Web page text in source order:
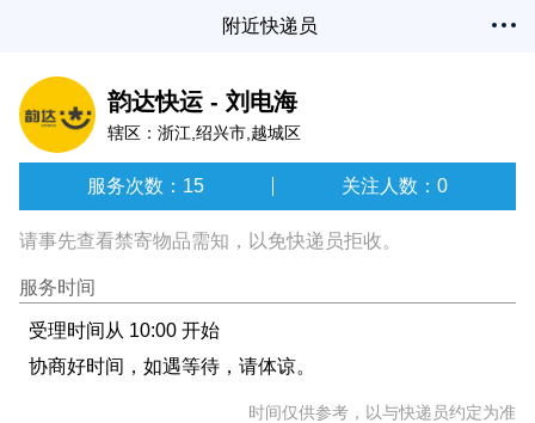
附近快递员
韵达快运 - 刘电海
辖区：浙江,绍兴市,越城区
服务次数：15 关注人数：0
请事先查看禁寄物品需知，以免快递员拒收。
服务时间
受理时间从 10:00 开始
协商好时间，如遇等待，请体谅。
时间仅供参考，以与快递员约定为准